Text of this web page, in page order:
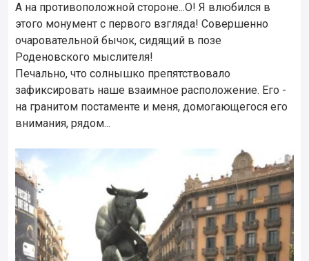
А на противоположной стороне...О! Я влюбился в
этого монумент с первого взгляда! Совершенно
очаровательной бычок, сидящий в позе
Роденовского мыслителя!
Печально, что солнышко препятствовало
зафиксировать наше взаимное расположение. Его -
на гранитом постаменте и меня, домогающегося его
внимания, рядом...